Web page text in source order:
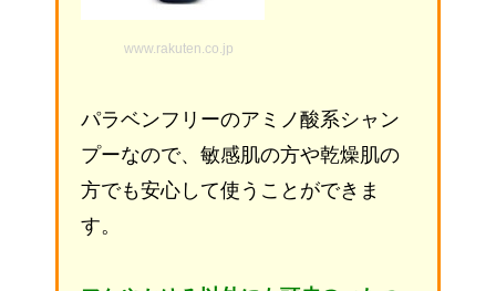
www.rakuten.co.jp
パラベンフリーのアミノ酸系シャン
プーなので、敏感肌の方や乾燥肌の
方でも安心して使うことができま
す。